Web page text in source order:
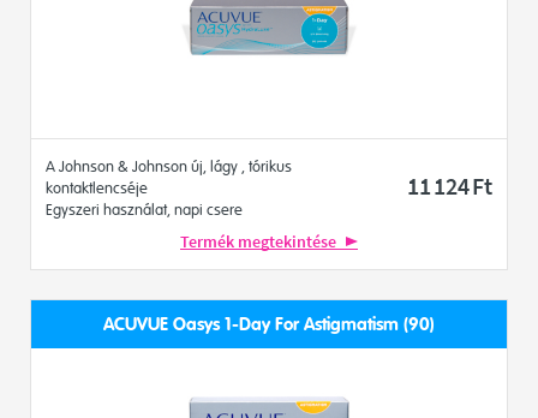
A Johnson & Johnson új, lágy , tórikus
kontaktlencséje
Egyszeri használat, napi csere
11 124Ft
Termék megtekintése
ACUVUE Oasys 1-Day For Astigmatism (90)